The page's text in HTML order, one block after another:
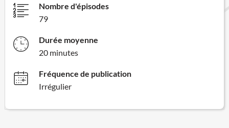
Nombre d'épisodes
79
Durée moyenne
20 minutes
Fréquence de publication
Irrégulier